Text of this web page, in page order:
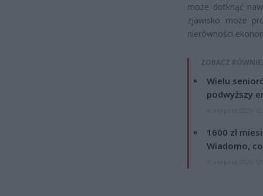
może dotknąć
zjawisko może
nierówności
ZOBACZ
Wielu
podwyższy
1600 zł
Wiadomo,